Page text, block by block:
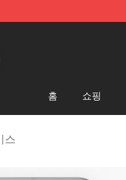
홈 쇼핑
스